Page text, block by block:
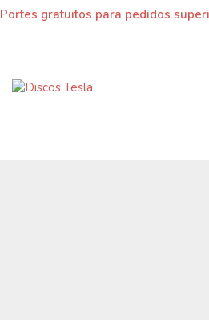
Portes gratuitos para pedidos